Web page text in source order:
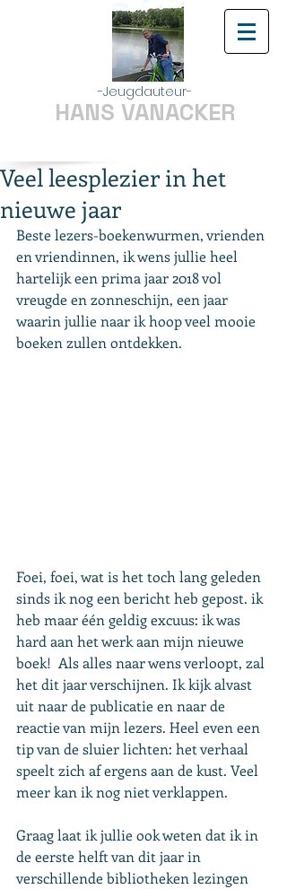
-Jeugdauteur-
HANS VANACKER
Veel leesplezier in het
nieuwe jaar
Beste lezers-boekenwurmen, vrienden
en vriendinnen, ik wens jullie heel
hartelijk een prima jaar 2018 vol
vreugde en zonneschijn, een jaar
waarin jullie naar ik hoop veel mooie
boeken zullen ontdekken.
Foei, foei, wat is het toch lang geleden
sinds ik nog een bericht heb gepost. ik
heb maar één geldig excuus: ik was
hard aan het werk aan mijn nieuwe
boek!  Als alles naar wens verloopt, zal
het dit jaar verschijnen. Ik kijk alvast
uit naar de publicatie en naar de
reactie van mijn lezers. Heel even een
tip van de sluier lichten: het verhaal
speelt zich af ergens aan de kust. Veel
meer kan ik nog niet verklappen.
Graag laat ik jullie ook weten dat ik in
de eerste helft van dit jaar in
verschillende bibliotheken lezingen